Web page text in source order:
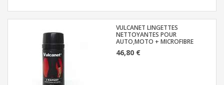
VULCANET LINGETTES
NETTOYANTES POUR
AUTO,MOTO + MICROFIBRE
46,80 €